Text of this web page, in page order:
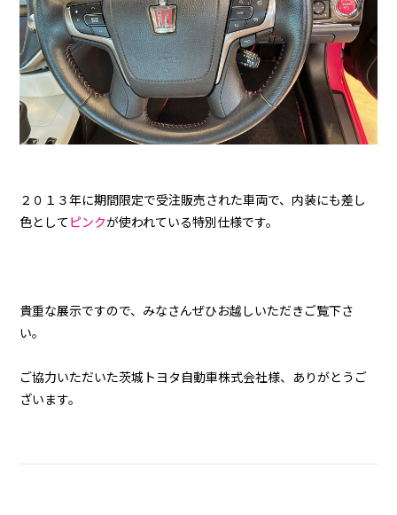
２０１３年に期間限定で受注販売された車両で、内装にも差し
色として ピンクが使われている特別仕様です。
貴重な展示ですので、みなさんぜひお越しいただきご覧下さ
い。
ご協力いただいた茨城トヨタ自動車株式会社様、ありがとうご
ざいます。